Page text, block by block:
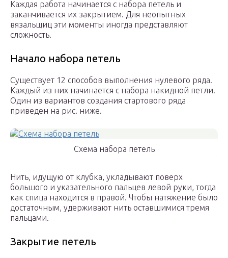
Каждая работа начинается с набора петель и
заканчивается их закрытием. Для неопытных
вязальщиц эти моменты иногда представляют
сложность.
Начало набора петель
Существует 12 способов выполнения нулевого ряда.
Каждый из них начинается с набора накидной петли.
Один из вариантов создания стартового ряда
приведен на рис. ниже.
Схема набора петель
Нить, идущую от клубка, укладывают поверх
большого и указательного пальцев левой руки, тогда
как спица находится в правой. Чтобы натяжение было
достаточным, удерживают нить оставшимися тремя
пальцами.
Закрытие петель